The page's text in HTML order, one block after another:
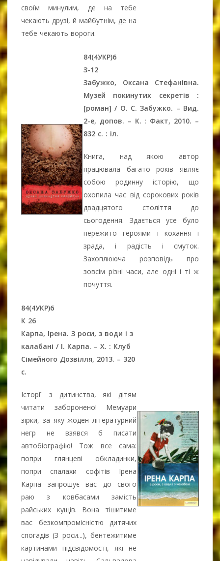
своїм минулим, де на тебе
чекають друзі, й майбутнім, де на
тебе чекають вороги.
84(4УКР)6
З-12
Забужко, Оксана Стефанівна.
Музей покинутих секретів :
[роман] / О. С. Забужко. – Вид.
2-е, допов. – К. : Факт, 2010. –
832 с. : іл.
Книга, над якою автор
працювала багато років являє
собою родинну історію, що
охопила час від сорокових років
двадцятого століття до
сьогодення. Здається усе було
пережито героями і кохання і
зрада, і радість і смуток.
Захоплююча розповідь про
зовсім різні часи, але одні і ті ж
почуття.
84(4УКР)6
К 26
Карпа, Ірена. З роси, з води і з
калабані / І. Карпа. – Х. : Клуб
Сімейного Дозвілля, 2013. – 320
с.
Історії з дитинства, які дітям
читати заборонено! Мемуари
зірки, за яку жоден літературний
негр не взявся б писати
автобіографію! Тож все сама:
попри глянцеві обкладинки,
попри спалахи софітів Ірена
Карпа запрошує вас до свого
раю з ковбасами замість
райських кущів. Вона тішитиме
вас безкомпромісністю дитячих
спогадів (З роси...), бентежитиме
картинами підсвідомості, які не